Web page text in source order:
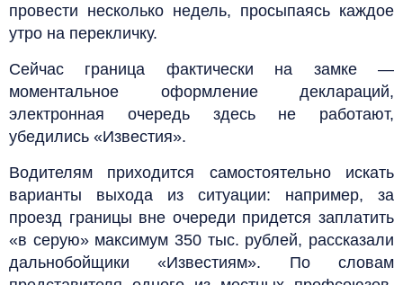
провести несколько недель, просыпаясь каждое
утро на перекличку.
Сейчас граница фактически на замке —
моментальное оформление деклараций,
электронная очередь здесь не работают,
убедились «Известия».
Водителям приходится самостоятельно искать
варианты выхода из ситуации: например, за
проезд границы вне очереди придется заплатить
«в серую» максимум 350 тыс. рублей, рассказали
дальнобойщики «Известиям». По словам